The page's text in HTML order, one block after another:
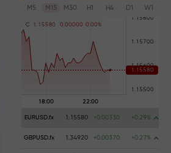
M5 M15 M30 H1 H4 D1 W1
C 1 . 1 5580 0 .00000 0 .00%
EURUSD.fx 1.15580 +0.00330 +0.29%
GBPUSD.fx 1.34920 +0.00370 +0.27%